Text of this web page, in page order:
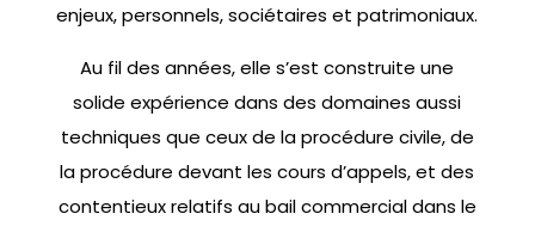
enjeux, personnels, sociétaires et patrimoniaux.
Au fil des années, elle s’est construite une
solide expérience dans des domaines aussi
techniques que ceux de la procédure civile, de
la procédure devant les cours d’appels, et des
contentieux relatifs au bail commercial dans le